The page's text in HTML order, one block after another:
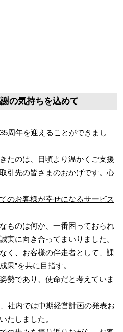
の気持ちを込めて
周年を迎えることができまし
たのは、日頃より温かくご支援
引先の皆さまのおかげです。心
のお客様が幸せになるサービス
ものは何か、一番困っておられ
実に向き合ってまいりました。
く、お客様の伴走者として、課
果”を共に目指す。
勢であり、使命だと考えていま
社内では中期経営計画の発表お
たしました。